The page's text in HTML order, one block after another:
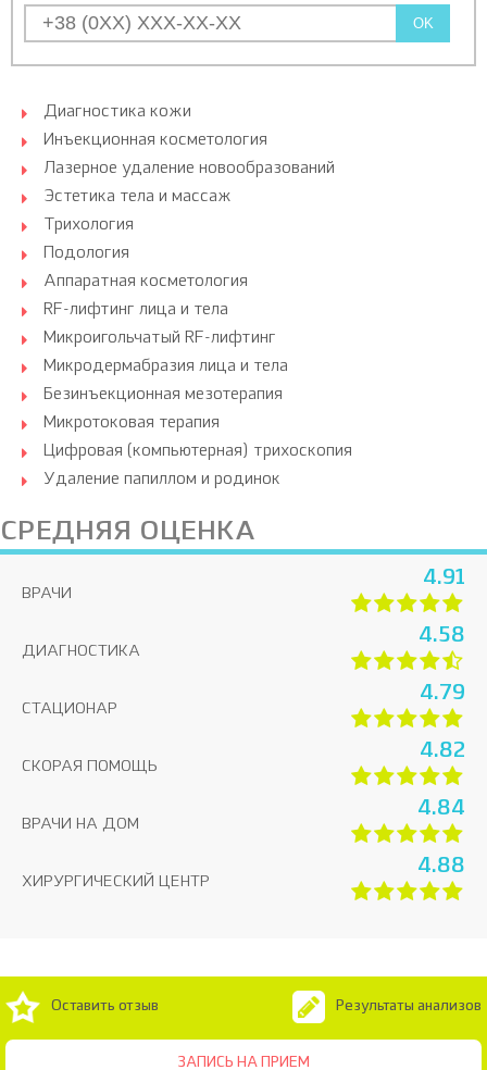
OK
Диагностика кожи
Инъекционная косметология
Лазерное удаление новообразований
Эстетика тела и массаж
Трихология
Подология
Аппаратная косметология
RF-лифтинг лица и тела
Микроигольчатый RF-лифтинг
Микродермабразия лица и тела
Безинъекционная мезотерапия
Микротоковая терапия
Цифровая (компьютерная) трихоскопия
Удаление папиллом и родинок
СРЕДНЯЯ ОЦЕНКА
ВРАЧИ
4.91
ДИАГНОСТИКА
4.58
СТАЦИОНАР
4.79
СКОРАЯ ПОМОЩЬ
4.82
ВРАЧИ НА ДОМ
4.84
ХИРУРГИЧЕСКИЙ ЦЕНТР
4.88
ЗАПИСЬ НА ПРИЕМ
Оставить отзыв Результаты анализов